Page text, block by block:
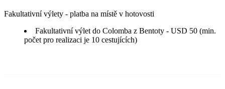
Fakultativní výlety - platba na místě v hotovosti
Fakultativní výlet do Colomba z Bentoty - USD 50 (min.
počet pro realizaci je 10 cestujících)